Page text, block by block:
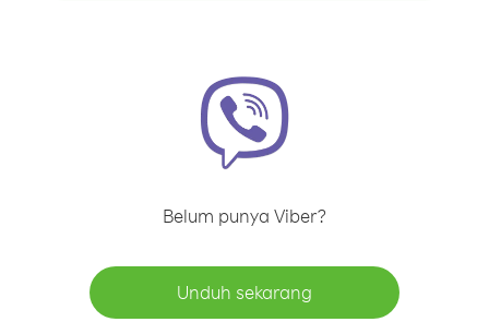
Belum punya Viber?
Unduh sekarang